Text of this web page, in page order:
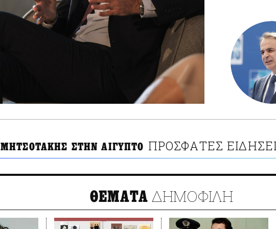
ΜΗΤΣΟΤΑΚΗΣ ΣΤΗΝ ΑΙΓΥΠΤΟ ΠΡΟΣΦΑΤΕΣ
ΘΕΜΑΤΑ ΔΗΜΟΦΙΛΗ